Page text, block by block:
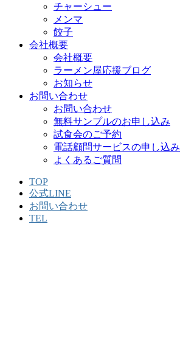
チャーシュー
メンマ
餃子
会社概要
会社概要
ラーメン屋応援ブログ
お知らせ
お問い合わせ
お問い合わせ
無料サンプルのお申し込み
試食会のご予約
電話顧問サービスの申し込み
よくあるご質問
TOP
公式LINE
お問い合わせ
TEL